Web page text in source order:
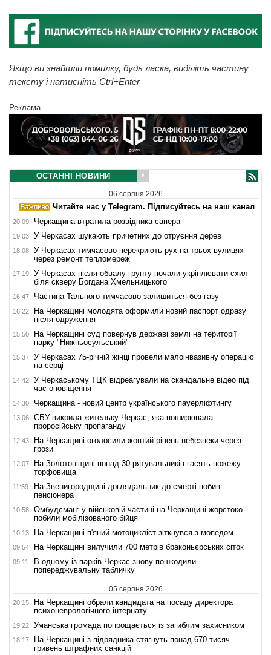
Якщо ви знайшли помилку, будь ласка, виділіть частину
тексту і натисніть Ctrl+Enter
Реклама
ОСТАННІ НОВИНИ
06 серпня 2026
Читайте нас у Telegram. Підписуйтесь на наш канал
20:09 Черкащина втратила розвідника-сапера
19:03 У Черкасах шукають причетних до отруєння дерев
18:08
У Черкасах тимчасово перекриють рух на трьох вулицях
через ремонт тепломереж
17:19
У Черкасах після обвалу ґрунту почали укріплювати схил
біля скверу Богдана Хмельницького
16:47 Частина Тального тимчасово залишиться без газу
16:22
На Черкащині молодята оформили новий паспорт одразу
після одруження
15:50
На Черкащині суд повернув державі землі на території
парку "Нижньосульський"
15:37
У Черкасах 75-річній жінці провели малоінвазивну операцію
на серці
14:42
У Черкаському ТЦК відреагували на скандальне відео під
час оповіщення
14:30 Черкащина - новий центр українського пауерліфтингу
13:06
СБУ викрила жительку Черкас, яка поширювала
проросійську пропаганду
12:43
На Черкащині оголосили жовтий рівень небезпеки через
грози
12:07
На Золотоніщині понад 30 рятувальників гасять пожежу
торфовища
11:59
На Звенигородщині доглядальник до смерті побив
пенсіонера
10:58
Омбудсман: у військовій частині на Черкащині жорстоко
побили мобілізованого бійця
10:13 На Черкащині п'яний мотоцикліст зіткнувся з мопедом
09:54 На Черкащині вилучили 700 метрів браконьєрських сіток
09:11
В одному із парків Черкас знову пошкодили
попереджувальну табличку
05 серпня 2026
20:15
На Черкащині обрали кандидата на посаду директора
психоневрологічного інтернату
19:22 Уманська громада попрощається із загиблим захисником
18:17
На Черкащині з підрядника стягнуть понад 670 тисяч
гривень штрафних санкцій